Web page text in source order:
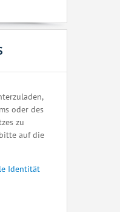
oder des
zu
auf die
Identität